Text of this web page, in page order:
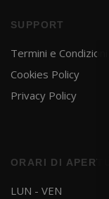
SUPPORT
Termini e Condizioni
Cookies Policy
Privacy Policy
ORARI DI
LUN - VEN